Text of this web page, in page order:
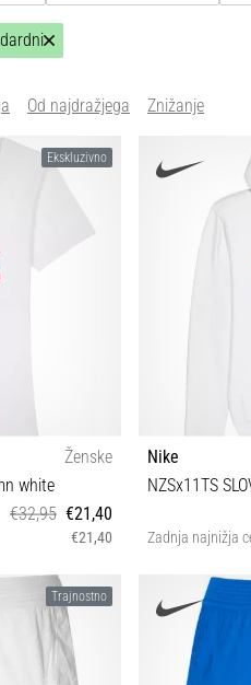
Od najdražjega Znižanje
Ekskluzivno
Ženske
white
€32,95 €21,40
€21,40
Nike
NZSx11TS
Zadnja najnižja
Trajnostno